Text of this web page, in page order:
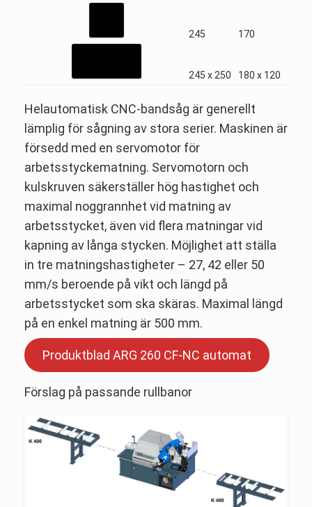
245 170
245 x 250 180 x 120
Helautomatisk CNC-bandsåg är generellt
lämplig för sågning av stora serier. Maskinen är
försedd med en servomotor för
arbetsstyckematning. Servomotorn och
kulskruven säkerställer hög hastighet och
maximal noggrannhet vid matning av
arbetsstycket, även vid flera matningar vid
kapning av långa stycken. Möjlighet att ställa
in tre matningshastigheter – 27, 42 eller 50
mm/s beroende på vikt och längd på
arbetsstycket som ska skäras. Maximal längd
på en enkel matning är 500 mm.
Produktblad ARG 260 CF-NC automat
Förslag på passande rullbanor